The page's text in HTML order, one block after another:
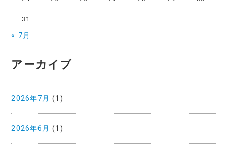
31
« 7月
アーカイブ
2026年7月 (1)
2026年6月 (1)